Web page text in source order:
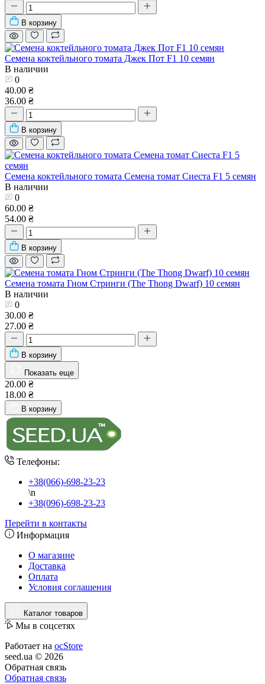
В корзину
Семена коктейльного томата Джек Пот F1 10 семян
В наличии
0
40.00 ₴
36.00 ₴
В корзину
Семена коктейльного томата Семена томат Сиеста F1 5 семян
В наличии
0
60.00 ₴
54.00 ₴
В корзину
Семена томата Гном Стринги (The Thong Dwarf) 10 семян
В наличии
0
30.00 ₴
27.00 ₴
В корзину
Показать еще
20.00 ₴
18.00 ₴
В корзину
Телефоны:
+38(066)-698-23-23
\n
+38(096)-698-23-23
Перейти в контакты
Информация
О магазине
Доставка
Оплата
Условия соглашения
Каталог товаров
Мы в соцсетях
Работает на ocStore
seed.ua © 2026
Обратная связь
Обратная связь